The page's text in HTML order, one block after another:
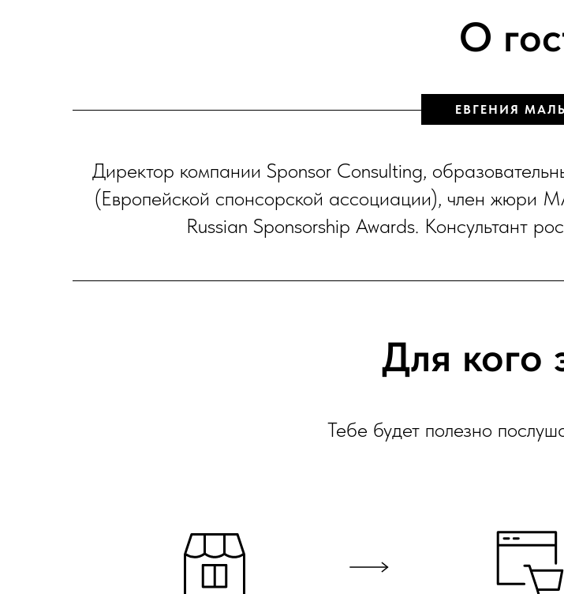
О
ЕВГЕНИЯ
Директор компании Sponsor Consulting,
(Европейской спонсорской ассоциации), член жюри
Russian Sponsorship Awards. Консультант
Для кого
Тебе будет полезно